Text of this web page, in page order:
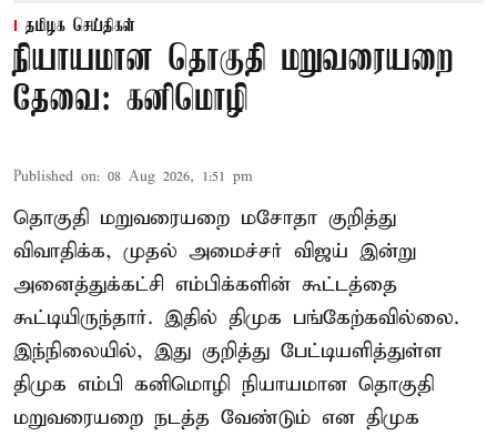
தமிழக செய்திகள்
நியாயமான தொகுதி மறுவரையறை
தேவை: கனிமொழி
Published on: 08 Aug 2026, 1:51 pm
தொகுதி மறுவரையறை மசோதா குறித்து
விவாதிக்க, முதல் அமைச்சர் விஜய் இன்று
அனைத்துக்கட்சி எம்பிக்களின் கூட்டத்தை
கூட்டியிருந்தார். இதில் திமுக பங்கேற்கவில்லை.
இந்நிலையில், இது குறித்து பேட்டியளித்துள்ள
திமுக எம்பி கனிமொழி நியாயமான தொகுதி
மறுவரையறை நடத்த வேண்டும் என திமுக